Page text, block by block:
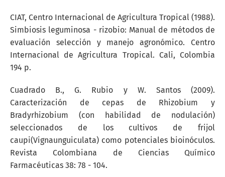
CIAT, Centro Internacional de Agricultura Tropical (1988).
Simbiosis leguminosa - rizobio: Manual de métodos de
evaluación selección y manejo agronómico. Centro
Internacional de Agricultura Tropical. Cali, Colombia
194 p.
Cuadrado B., G. Rubio y W. Santos (2009).
Caracterización de cepas de Rhizobium y
Bradyrhizobium (con habilidad de nodulación)
seleccionados de los cultivos de frijol
caupi(Vignaunguiculata) como potenciales bioinóculos.
Revista Colombiana de Ciencias Químico
Farmacéuticas 38: 78 - 104.